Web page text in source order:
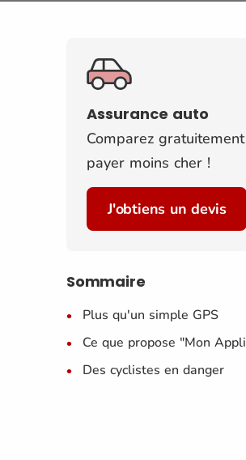
Assurance auto
Comparez
payer moins cher !
J'obtiens un devis
Sommaire
Plus qu'un simple GPS
Ce que propose "Mon
Des cyclistes en danger